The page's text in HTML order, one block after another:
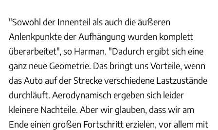
"Sowohl der Innenteil als auch die äußeren
Anlenkpunkte der Aufhängung wurden komplett
überarbeitet", so Harman. "Dadurch ergibt sich eine
ganz neue Geometrie. Das bringt uns Vorteile, wenn
das Auto auf der Strecke verschiedene Lastzustände
durchläuft. Aerodynamisch ergeben sich leider
kleinere Nachteile. Aber wir glauben, dass wir am
Ende einen großen Fortschritt erzielen, vor allem mit